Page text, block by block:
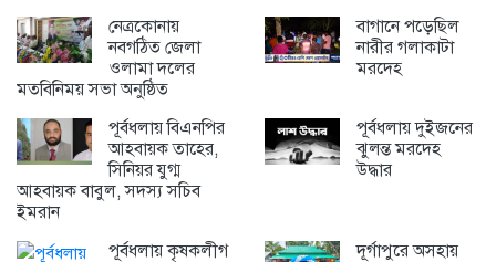
নেত্রকোনায়
নবগঠিত জেলা
ওলামা দলের
মতবিনিময় সভা অনুষ্ঠিত
বাগানে পড়েছিল
নারীর গলাকাটা
মরদেহ
পূর্বধলায় বিএনপির
আহবায়ক তাহের,
সিনিয়র যুগ্ম
আহবায়ক বাবুল, সদস্য সচিব
ইমরান
পূর্বধলায় দুইজনের
ঝুলন্ত মরদেহ
উদ্ধার
পূর্বধলায় কৃষকলীগ
দূর্গাপুরে অসহায়